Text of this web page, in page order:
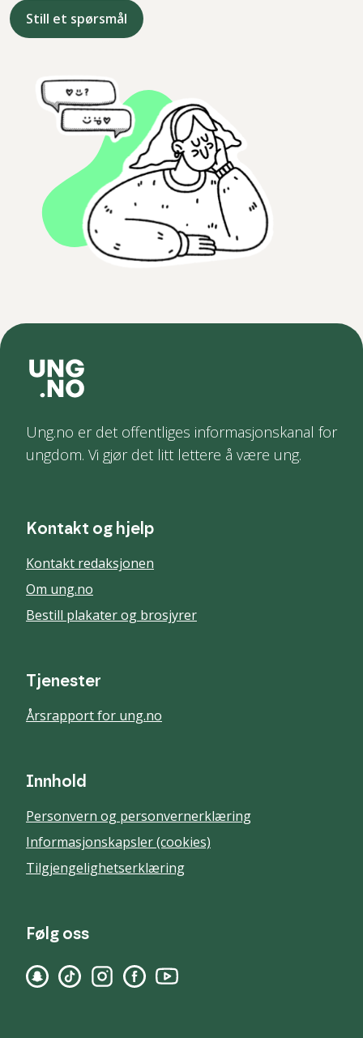
Still et spørsmål
Ung.no er det offentliges informasjonskanal for
ungdom. Vi gjør det litt lettere å være ung.
Kontakt og hjelp
Kontakt redaksjonen
Om ung.no
Bestill plakater og brosjyrer
Tjenester
Årsrapport for ung.no
Innhold
Personvern og personvernerklæring
Informasjonskapsler (cookies)
Tilgjengelighetserklæring
Følg oss